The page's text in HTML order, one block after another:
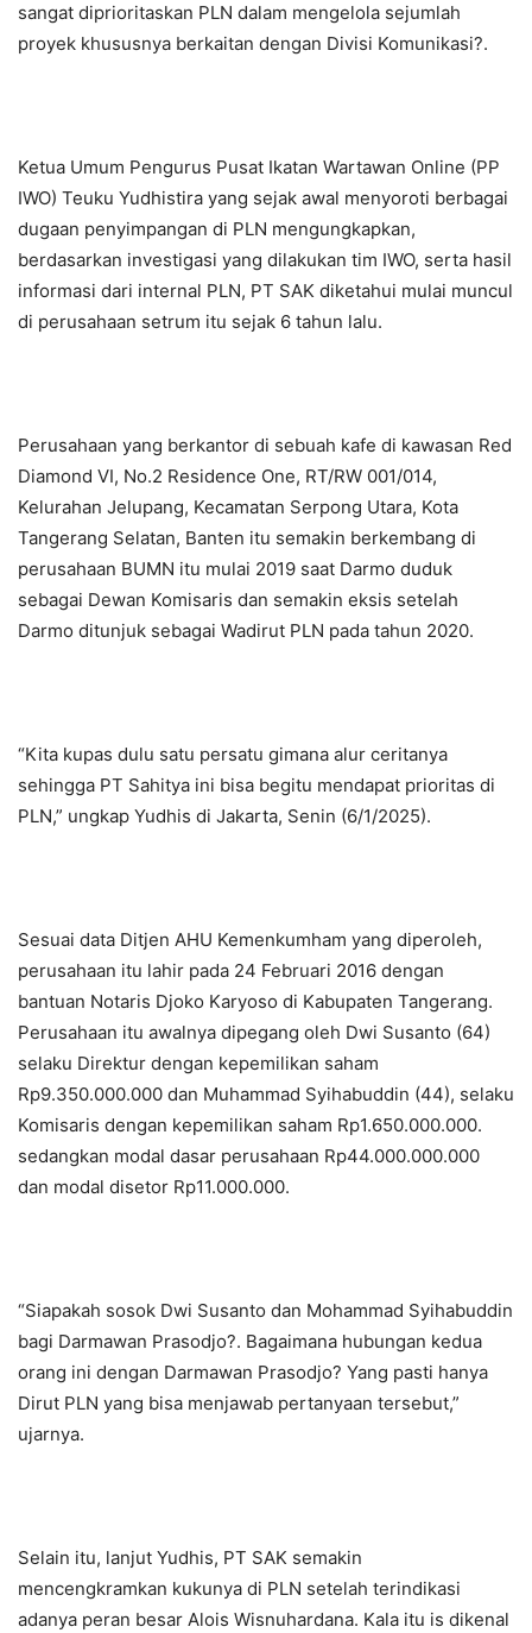
sangat diprioritaskan PLN dalam mengelola sejumlah
proyek khususnya berkaitan dengan Divisi Komunikasi?.
Ketua Umum Pengurus Pusat Ikatan Wartawan Online (PP
IWO) Teuku Yudhistira yang sejak awal menyoroti berbagai
dugaan penyimpangan di PLN mengungkapkan,
berdasarkan investigasi yang dilakukan tim IWO, serta hasil
informasi dari internal PLN, PT SAK diketahui mulai muncul
di perusahaan setrum itu sejak 6 tahun lalu.
Perusahaan yang berkantor di sebuah kafe di kawasan Red
Diamond VI, No.2 Residence One, RT/RW 001/014,
Kelurahan Jelupang, Kecamatan Serpong Utara, Kota
Tangerang Selatan, Banten itu semakin berkembang di
perusahaan BUMN itu mulai 2019 saat Darmo duduk
sebagai Dewan Komisaris dan semakin eksis setelah
Darmo ditunjuk sebagai Wadirut PLN pada tahun 2020.
“Kita kupas dulu satu persatu gimana alur ceritanya
sehingga PT Sahitya ini bisa begitu mendapat prioritas di
PLN,” ungkap Yudhis di Jakarta, Senin (6/1/2025).
Sesuai data Ditjen AHU Kemenkumham yang diperoleh,
perusahaan itu lahir pada 24 Februari 2016 dengan
bantuan Notaris Djoko Karyoso di Kabupaten Tangerang.
Perusahaan itu awalnya dipegang oleh Dwi Susanto (64)
selaku Direktur dengan kepemilikan saham
Rp9.350.000.000 dan Muhammad Syihabuddin (44), selaku
Komisaris dengan kepemilikan saham Rp1.650.000.000.
sedangkan modal dasar perusahaan Rp44.000.000.000
dan modal disetor Rp11.000.000.
“Siapakah sosok Dwi Susanto dan Mohammad Syihabuddin
bagi Darmawan Prasodjo?. Bagaimana hubungan kedua
orang ini dengan Darmawan Prasodjo? Yang pasti hanya
Dirut PLN yang bisa menjawab pertanyaan tersebut,”
ujarnya.
Selain itu, lanjut Yudhis, PT SAK semakin
mencengkramkan kukunya di PLN setelah terindikasi
adanya peran besar Alois Wisnuhardana. Kala itu is dikenal